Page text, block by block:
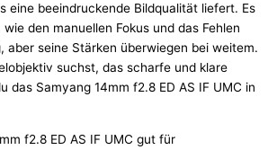
eine beeindruckende Bildqualität liefert. Es
den manuellen Fokus und das Fehlen
aber seine Stärken überwiegen bei weitem.
suchst, das scharfe und klare
das Samyang 14mm f2.8 ED AS IF UMC in
f2.8 ED AS IF UMC gut für